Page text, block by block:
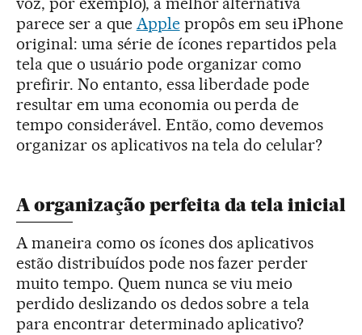
parece ser a que Applepropôs em seu iPhone
original: uma série de ícones repartidos pela
tela que o usuário pode organizar como
prefirir. No entanto, essa liberdade pode
resultar em uma economia ou perda de
tempo considerável. Então, como devemos
organizar os aplicativos na tela do celular?
A organização perfeita da tela inicial
A maneira como os ícones dos aplicativos
estão distribuídos pode nos fazer perder
muito tempo. Quem nunca se viu meio
perdido deslizando os dedos sobre a tela
para encontrar determinado aplicativo?